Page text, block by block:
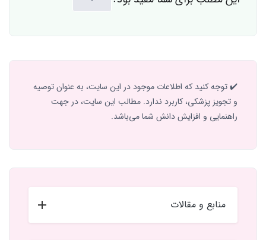
✔️ توجه کنید که اطلاعات موجود در این سایت، به عنوان توصیه
و تجویز پزشکی، کاربرد ندارد. مطالب این سایت، در جهت
راهنمایی و افزایش دانش شما می‌باشد.
منابع و مقالات